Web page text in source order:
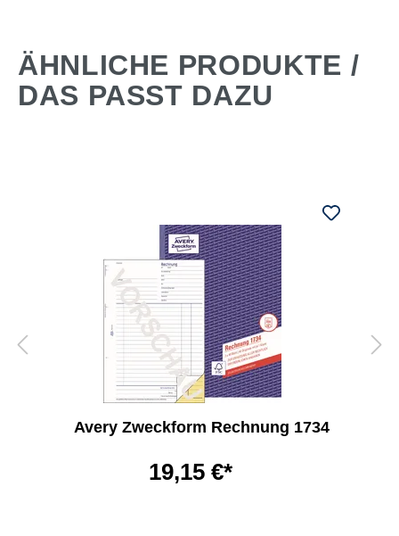
ÄHNLICHE PRODUKTE /
DAS PASST DAZU
Avery Zweckform Rechnung 1734
19,15 €*